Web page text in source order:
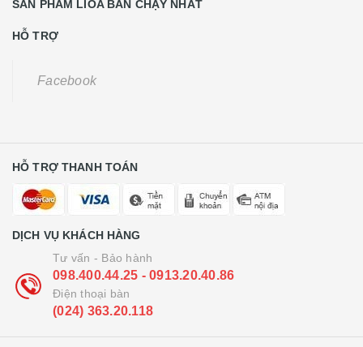
SẢN PHẨM LIOA BÁN CHẠY NHẤT
HỖ TRỢ
Facebook
HỖ TRỢ THANH TOÁN
DỊCH VỤ KHÁCH HÀNG
Tư vấn - Bảo hành
098.400.44.25 - 0913.20.40.86
Điện thoại bàn
(024) 363.20.118